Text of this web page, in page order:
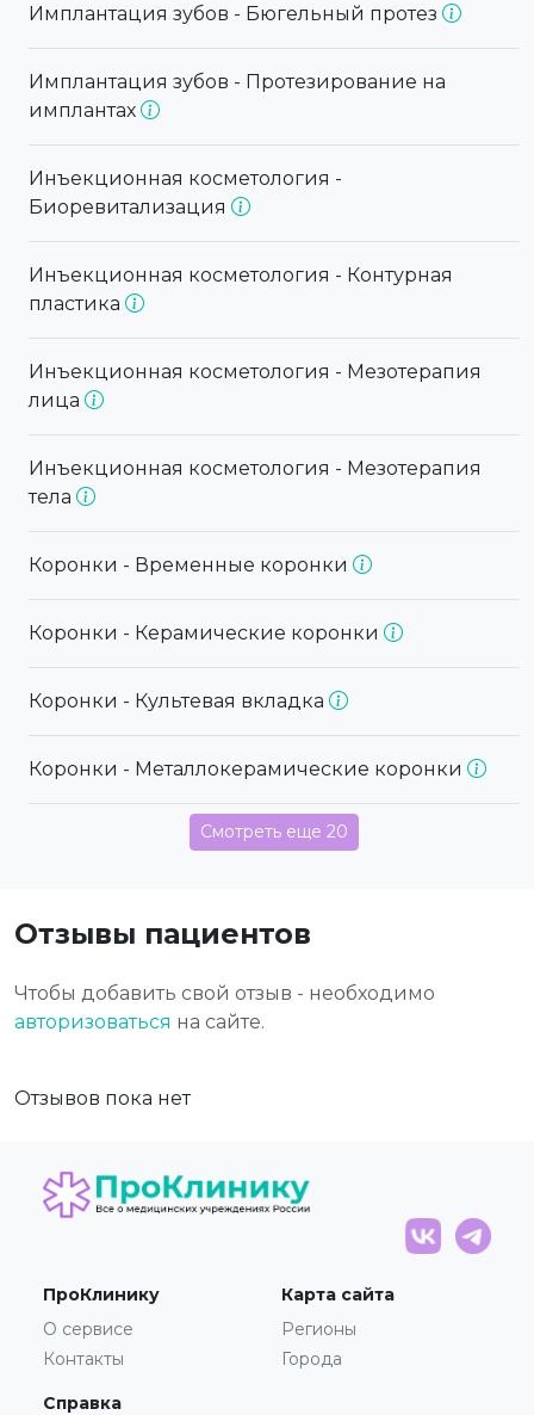
Имплантация зубов - Бюгельный протез
Имплантация зубов - Протезирование на
имплантах
Инъекционная косметология -
Биоревитализация
Инъекционная косметология - Контурная
пластика
Инъекционная косметология - Мезотерапия
лица
Инъекционная косметология - Мезотерапия
тела
Коронки - Временные коронки
Коронки - Керамические коронки
Коронки - Культевая вкладка
Коронки - Металлокерамические коронки
Смотреть еще 20
Отзывы пациентов
Чтобы добавить свой отзыв - необходимо
авторизоваться на сайте.
Отзывов пока нет
ПроКлинику
О сервисе
Контакты
Карта сайта
Регионы
Города
Справка